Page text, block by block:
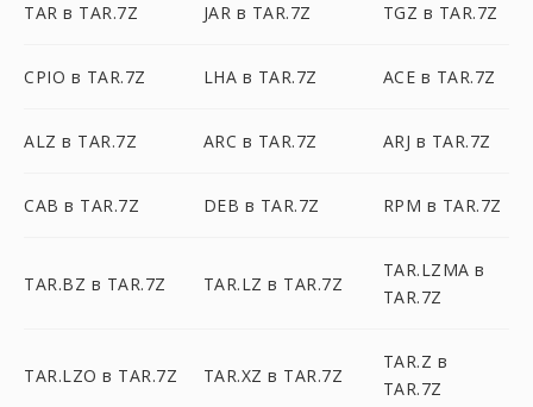
TAR в TAR.7Z JAR в TAR.7Z TGZ в TAR.7Z
CPIO в TAR.7Z LHA в TAR.7Z ACE в TAR.7Z
ALZ в TAR.7Z ARC в TAR.7Z ARJ в TAR.7Z
CAB в TAR.7Z DEB в TAR.7Z RPM в TAR.7Z
TAR.BZ в TAR.7Z TAR.LZ в TAR.7Z
TAR.LZMA в
TAR.7Z
TAR.LZO в TAR.7Z TAR.XZ в TAR.7Z
TAR.Z в
TAR.7Z